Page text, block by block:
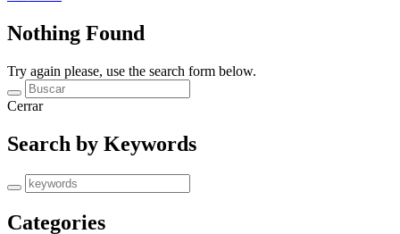
Nothing Found
Try again please, use the search form below.
Cerrar
Search by Keywords
Categories